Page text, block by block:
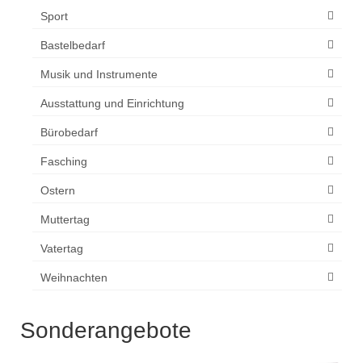
Sport
Bastelbedarf
Musik und Instrumente
Ausstattung und Einrichtung
Bürobedarf
Fasching
Ostern
Muttertag
Vatertag
Weihnachten
Sonderangebote